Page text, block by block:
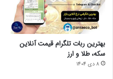
بهترین ربات تلگرام قیمت آنلاین
سکه، طلا و ارز
8 دی 1404